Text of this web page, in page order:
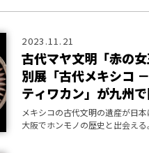
2023.11.21
古代マヤ文明「赤の
別展「古代メキシコ
ティワカン」が九州
メキシコの古代文明の遺産が日
大阪でホンモノの歴史と出会える。